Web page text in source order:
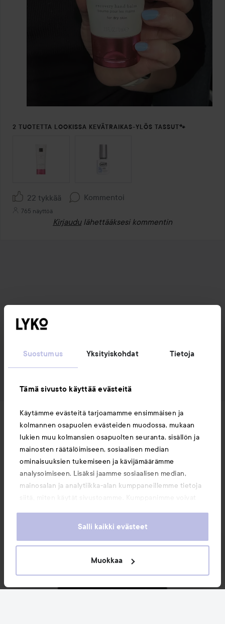
Suostumus Yksityiskohdat Tietoja
Tämä sivusto käyttää evästeitä
Käytämme evästeitä tarjoamamme ensimmäisen ja
kolmannen osapuolen evästeiden muodossa, mukaan
lukien muu kolmansien osapuolten seuranta, sisällön ja
mainosten räätälöimiseen, sosiaalisen median
ominaisuuksien tukemiseen ja kävijämäärämme
analysoimiseen. Lisäksi jaamme sosiaalisen median,
mainosalan ja analytiikka-alan kumppaneillemme tietoja
heille tai joita on kerätty, kun olet käyttänyt heidän
evästeiden käytön.
Salli kaikki evästeet
Muokkaa
2 TUOTETTA LOOKISSA KEVÄTRAIKAS-YLÖS TASSUT🐾
OHITA OSIO
22 tykkää Kommentoi
765 näyttöä
Kirjaudu lähettääksesi kommentin
Uutuudet ja tarjoukset
Seuraa meitä
Asiakaspalvelu
Saattaisit myös tykätä